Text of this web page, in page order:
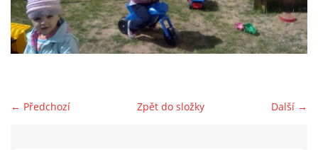
AKTUALITY
VÝCHOVNÝ PLÁN PÉČE
← Předchozí Další →
Zpět do složky